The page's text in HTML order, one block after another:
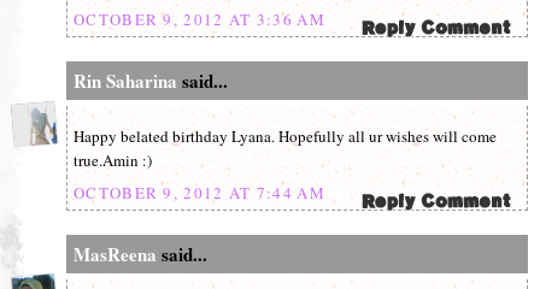
OCTOBER 9, 2012 AT 3:36 AM
Rin Saharina said...
Happy belated birthday Lyana. Hopefully all ur wishes will come
true.Amin :)
OCTOBER 9, 2012 AT 7:44 AM
MasReena said...